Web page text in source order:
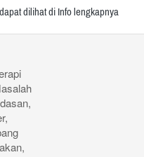
dilihat di Info lengkapnya